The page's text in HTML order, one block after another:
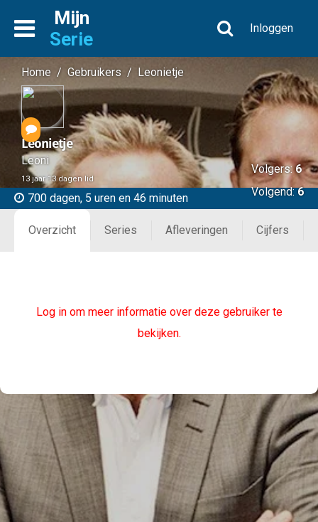
Mijn
Serie
Inloggen
Home / Gebruikers / Leonietje
Leonietje
Leoni
13 jaar 13 dagen lid
700 dagen, 5 uren en 46 minuten
Volgers:6
Volgend:6
Overzicht Series Afleveringen Cijfers
Log in om meer informatie over deze gebruiker te
bekijken.